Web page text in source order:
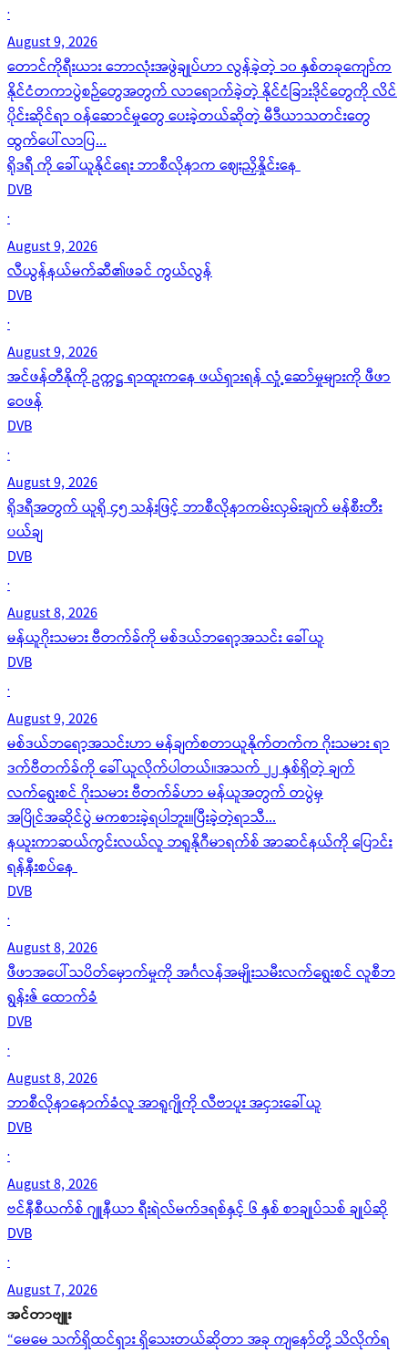
·
August 9, 2026
တောင်ကိုရီးယား ဘောလုံးအဖွဲချုပ်ဟာ လွန်ခဲ့တဲ့ ၁၀ နှစ်တခုကျော်က
နိုင်ငံတကာပွဲစဉ်တွေအတွက် လာရောက်ခဲ့တဲ့ နိုင်ငံခြားဒိုင်တွေကို လိင်
ပိုင်းဆိုင်ရာ ဝန်ဆောင်မှုတွေ ပေးခဲ့တယ်ဆိုတဲ့ မီဒီယာသတင်းတွေ
ထွက်ပေါ်လာပြ...
ရိုဒရီ ကို ခေါ်ယူနိုင်ရေး ဘာစီလိုနာက ဈေးညှိနှိုင်းနေ
DVB
·
August 9, 2026
လီယွန်နယ်မက်ဆီ၏ဖခင် ကွယ်လွန်
DVB
·
August 9, 2026
အင်ဖန်တီနိုကို ဥက္ကဋ္ဌ ရာထူးကနေ ဖယ်ရှားရန် လှုံ့ဆော်မှုများကို ဖီဖာ
ဝေဖန်
DVB
·
August 9, 2026
ရိုဒရီအတွက် ယူရို ၄၅ သန်းဖြင့် ဘာစီလိုနာကမ်းလှမ်းချက် မန်စီးတီး
ပယ်ချ
DVB
·
August 8, 2026
မန်ယူဂိုးသမား ဗီတက်ခ်ကို မစ်ဒယ်ဘရော့အသင်း ခေါ်ယူ
DVB
·
August 9, 2026
မစ်ဒယ်ဘရော့အသင်းဟာ မန်ချက်စတာယူနိုက်တက်က ဂိုးသမား ရာ
ဒက်ဗီတက်ခ်ကို ခေါ်ယူလိုက်ပါတယ်။အသက် ၂၂ နှစ်ရှိတဲ့ ချက်
လက်ရွေးစင် ဂိုးသမား ဗီတက်ခ်ဟာ မန်ယူအတွက် တပွဲမှ
အပြိုင်အဆိုင်ပွဲ မကစားခဲ့ရပါဘူး။ပြီးခဲ့တဲ့ရာသီ...
နယူးကာဆယ်ကွင်းလယ်လူ ဘရူနိုဂီမာရက်စ် အာဆင်နယ်ကို ပြောင်း
ရန်နီးစပ်နေ
DVB
·
August 8, 2026
ဖီဖာအပေါ်သပိတ်မှောက်မှုကို အင်္ဂလန်အမျိုးသမီးလက်ရွေးစင် လူစီဘ
ရွန်းဇ် ထောက်ခံ
DVB
·
August 8, 2026
ဘာစီလိုနာနောက်ခံလူ အာရူဂျိုကို လီဗာပူး အငှားခေါ်ယူ
DVB
·
August 8, 2026
ဗင်နီစီယက်စ် ဂျူနီယာ ရီးရဲလ်မက်ဒရစ်နှင့် ၆ နှစ် စာချုပ်သစ် ချုပ်ဆို
DVB
·
August 7, 2026
အင်တာဗျူး
“မေမေ သက်ရှိထင်ရှား ရှိသေးတယ်ဆိုတာ အခု ကျနော်တို့ သိလိုက်ရ